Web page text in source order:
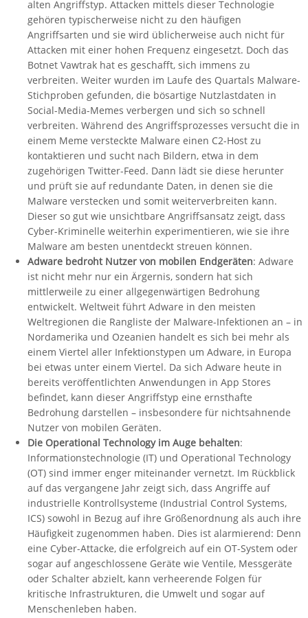
alten Angriffstyp. Attacken mittels dieser Technologie
gehören typischerweise nicht zu den häufigen
Angriffsarten und sie wird üblicherweise auch nicht für
Attacken mit einer hohen Frequenz eingesetzt. Doch das
Botnet Vawtrak hat es geschafft, sich immens zu
verbreiten. Weiter wurden im Laufe des Quartals Malware-
Stichproben gefunden, die bösartige Nutzlastdaten in
Social-Media-Memes verbergen und sich so schnell
verbreiten. Während des Angriffsprozesses versucht die in
einem Meme versteckte Malware einen C2-Host zu
kontaktieren und sucht nach Bildern, etwa in dem
zugehörigen Twitter-Feed. Dann lädt sie diese herunter
und prüft sie auf redundante Daten, in denen sie die
Malware verstecken und somit weiterverbreiten kann.
Dieser so gut wie unsichtbare Angriffsansatz zeigt, dass
Cyber-Kriminelle weiterhin experimentieren, wie sie ihre
Malware am besten unentdeckt streuen können.
Adware bedroht Nutzer von mobilen Endgeräten: Adware
ist nicht mehr nur ein Ärgernis, sondern hat sich
mittlerweile zu einer allgegenwärtigen Bedrohung
entwickelt. Weltweit führt Adware in den meisten
Weltregionen die Rangliste der Malware-Infektionen an – in
Nordamerika und Ozeanien handelt es sich bei mehr als
einem Viertel aller Infektionstypen um Adware, in Europa
bei etwas unter einem Viertel. Da sich Adware heute in
bereits veröffentlichten Anwendungen in App Stores
befindet, kann dieser Angriffstyp eine ernsthafte
Bedrohung darstellen – insbesondere für nichtsahnende
Nutzer von mobilen Geräten.
Die Operational Technology im Auge behalten:
Informationstechnologie (IT) und Operational Technology
(OT) sind immer enger miteinander vernetzt. Im Rückblick
auf das vergangene Jahr zeigt sich, dass Angriffe auf
industrielle Kontrollsysteme (Industrial Control Systems,
ICS) sowohl in Bezug auf ihre Größenordnung als auch ihre
Häufigkeit zugenommen haben. Dies ist alarmierend: Denn
eine Cyber-Attacke, die erfolgreich auf ein OT-System oder
sogar auf angeschlossene Geräte wie Ventile, Messgeräte
oder Schalter abzielt, kann verheerende Folgen für
kritische Infrastrukturen, die Umwelt und sogar auf
Menschenleben haben.